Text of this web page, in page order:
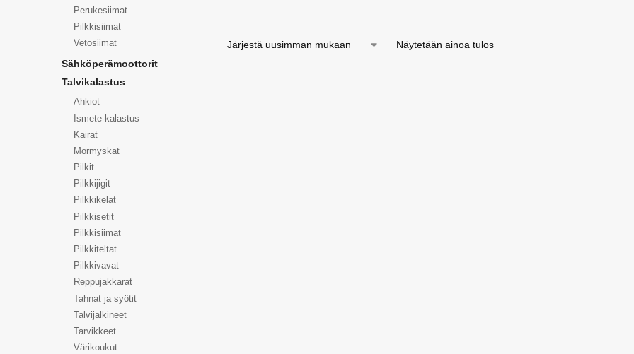
Näytetään ainoa tulos
Perukesiimat
Pilkkisiimat
Vetosiimat
Sähköperämoottorit
Talvikalastus
Ahkiot
Ismete-kalastus
Kairat
Mormyskat
Pilkit
Pilkkijigit
Pilkkikelat
Pilkkisetit
Pilkkisiimat
Pilkkiteltat
Pilkkivavat
Reppujakkarat
Tahnat ja syötit
Talvijalkineet
Tarvikkeet
Värikoukut